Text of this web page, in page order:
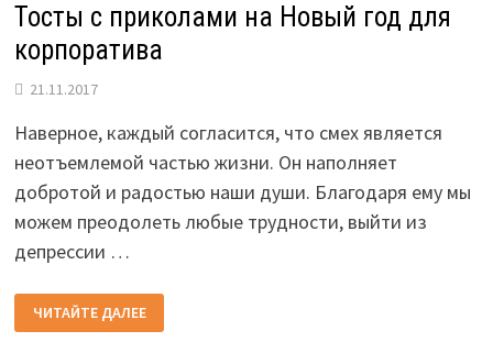
Тосты с приколами на Новый год для
корпоратива
21.11.2017
Наверное, каждый согласится, что смех является
неотъемлемой частью жизни. Он наполняет
добротой и радостью наши души. Благодаря ему мы
можем преодолеть любые трудности, выйти из
депрессии …
ТОСТЫ
С
ПРИКОЛАМИ
ЧИТАЙТЕ ДАЛЕЕ